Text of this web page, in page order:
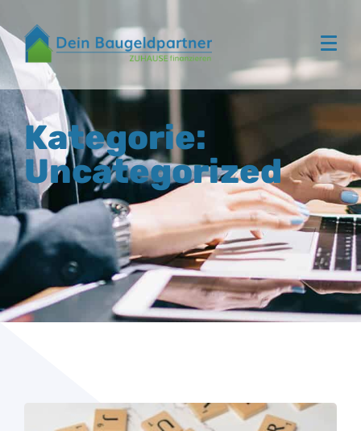
Kategorie:
Uncategorized